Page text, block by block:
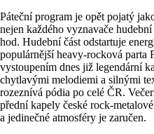
Páteční program je opět pojatý
nejen každého vyznavače
hod. Hudební část odstartuje
populárnější heavy-rocková parta
vystoupením dnes již legendární
chytlavými melodiemi a silnými
rozeznívá pódia po celé ČR.
přední kapely české rock-
a jedinečné atmosféry je zaručen.